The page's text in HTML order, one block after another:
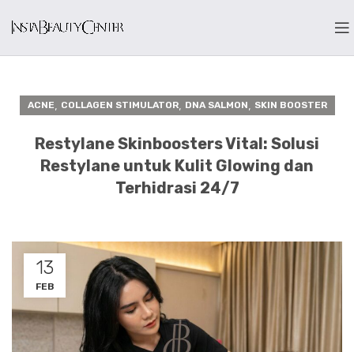
ACNE, COLLAGEN STIMULATOR, DNA SALMON, SKIN BOOSTER
Restylane Skinboosters Vital: Solusi
Restylane untuk Kulit Glowing dan
Terhidrasi 24/7
13
FEB